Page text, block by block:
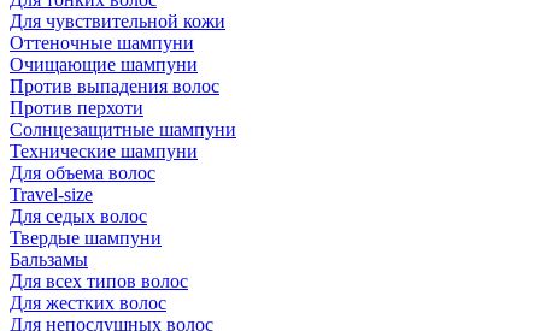
Для чувствительной кожи
Оттеночные шампуни
Очищающие шампуни
Против выпадения волос
Против перхоти
Солнцезащитные шампуни
Технические шампуни
Для объема волос
Travel-size
Для седых волос
Твердые шампуни
Бальзамы
Для всех типов волос
Для жестких волос
Для непослушных волос